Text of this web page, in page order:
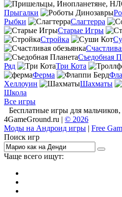
Прыгалки
Рыбки
Слагтерра
Старые Игры
Стройка
Съедобная
Ряд
Три Кота
Ферма
Хеллоуин
Шахматы
Школа
Все игры
Бесплатные игры для
4GameGround.ru | © 2026
Моды на Андроид игры | Free
Поиск игр
Чаще всего ищут: